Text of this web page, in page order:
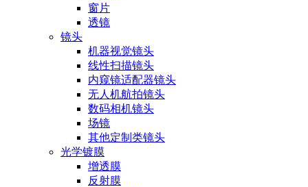
窗片
透镜
镜头
机器视觉镜头
线性扫描镜头
内窥镜适配器镜头
无人机航拍镜头
数码相机镜头
场镜
其他定制类镜头
光学镀膜
增透膜
反射膜